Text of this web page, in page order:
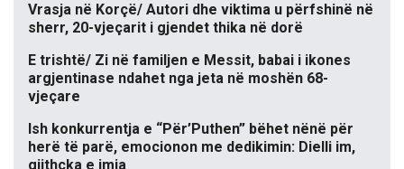
Vrasja në Korçë/ Autori dhe viktima u përfshinë në
sherr, 20-vjeçarit i gjendet thika në dorë
E trishtë/ Zi në familjen e Messit, babai i ikones
argjentinase ndahet nga jeta në moshën 68-
vjeçare
Ish konkurrentja e “Për’Puthen” bëhet nënë për
herë të parë, emocionon me dedikimin: Dielli im,
gjithçka e imja